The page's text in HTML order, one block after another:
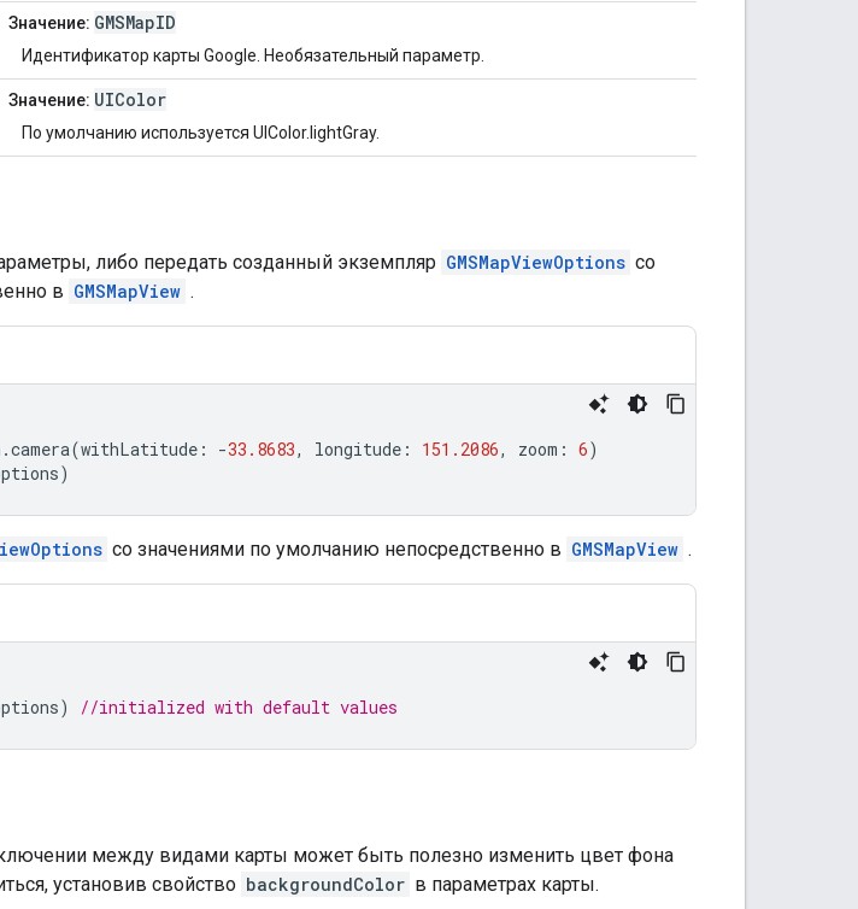
Значение: GMSMapID
Идентификатор карты Google. Необязательный параметр.
Значение: UIColor
По умолчанию используется UIColor.lightGray.
либо передать созданный экземпляр GMSMapViewOptions со
в GMSMapView .
.camera(withLatitude : -33.8683, longitude : 151.2086, zoom : 6)
)
со значениями по умолчанию непосредственно в GMSMapView .
) //initialized with default values
между видами карты может быть полезно изменить цвет фона
установив свойство backgroundColor в параметрах карты.